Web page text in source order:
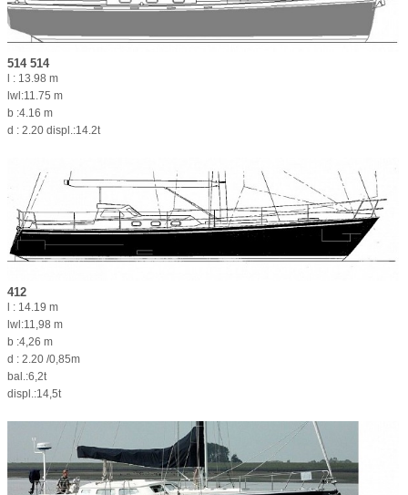
514 514
l : 13.98 m
lwl:11.75 m
b :4.16 m
d : 2.20 displ.:14.2t
412
l : 14.19 m
lwl:11,98 m
b :4,26 m
d : 2.20 /0,85m
bal.:6,2t
displ.:14,5t